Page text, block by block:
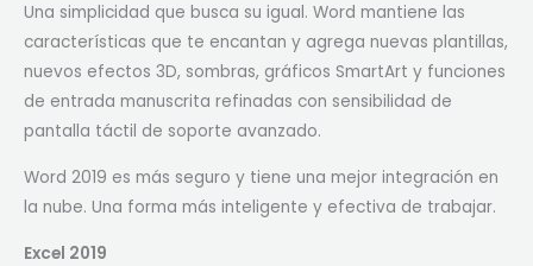
Una simplicidad que busca su igual. Word mantiene las
características que te encantan y agrega nuevas plantillas,
nuevos efectos 3D, sombras, gráficos SmartArt y funciones
de entrada manuscrita refinadas con sensibilidad de
pantalla táctil de soporte avanzado.
Word 2019 es más seguro y tiene una mejor integración en
la nube. Una forma más inteligente y efectiva de trabajar.
Excel 2019